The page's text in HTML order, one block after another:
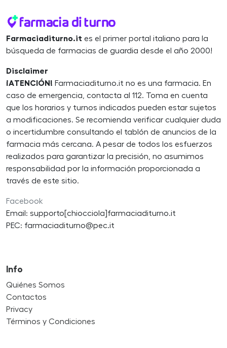
Farmaciaditurno.it es el primer portal italiano para la
búsqueda de farmacias de guardia desde el año 2000!
Disclaimer
¡ATENCIÓN! Farmaciaditurno.it no es una farmacia. En
caso de emergencia, contacta al 112. Toma en cuenta
que los horarios y turnos indicados pueden estar sujetos
a modificaciones. Se recomienda verificar cualquier duda
o incertidumbre consultando el tablón de anuncios de la
farmacia más cercana. A pesar de todos los esfuerzos
realizados para garantizar la precisión, no asumimos
responsabilidad por la información proporcionada a
través de este sitio.
Facebook
Email: supporto[chiocciola]farmaciaditurno.it
PEC: farmaciaditurno@pec.it
Info
Quiénes Somos
Contactos
Privacy
Términos y Condiciones